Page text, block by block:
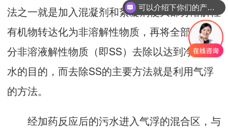
法之一就是加入混凝剂和絮凝剂使大部分溶解性
有机物转达化为非溶解性物质，再将全部或大部
分非溶液解性物质（即SS）去除以达到净化污
水的目的，而去除SS的主要方法就是利用气浮
的方法。
经加药反应后的污水进入气浮的混合区，与
可以介绍下你们的产品么